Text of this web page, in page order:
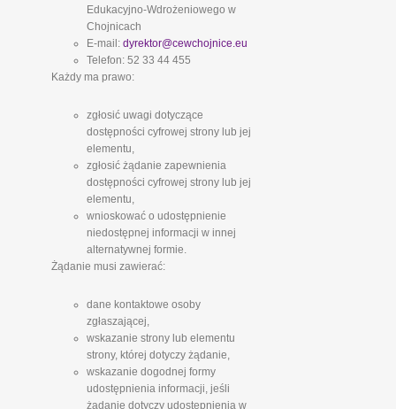
Edukacyjno-Wdrożeniowego w
Chojnicach
E-mail: dyrektor@cewchojnice.eu
Telefon: 52 33 44 455
Każdy ma prawo:
zgłosić uwagi dotyczące
dostępności cyfrowej strony lub jej
elementu,
zgłosić żądanie zapewnienia
dostępności cyfrowej strony lub jej
elementu,
wnioskować o udostępnienie
niedostępnej informacji w innej
alternatywnej formie.
Żądanie musi zawierać:
dane kontaktowe osoby
zgłaszającej,
wskazanie strony lub elementu
strony, której dotyczy żądanie,
wskazanie dogodnej formy
udostępnienia informacji, jeśli
żądanie dotyczy udostępnienia w